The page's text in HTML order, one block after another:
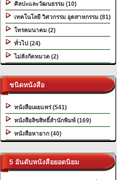
ศิลปะและวัฒนธรรม (10)
เทคโนโลยี วิศวกรรม อุตสาหกรรม (81)
โทรคมนาคม (2)
ทั่วไป (24)
ไม่สังกัดหมวด (2)
ชนิดหนังสือ
หนังสือเผยแพร่ (541)
หนังสือลิขสิทธิ์สำนักพิมพ์ (169)
หนังสือหายาก (40)
5 อันดับหนังสือยอดนิยม